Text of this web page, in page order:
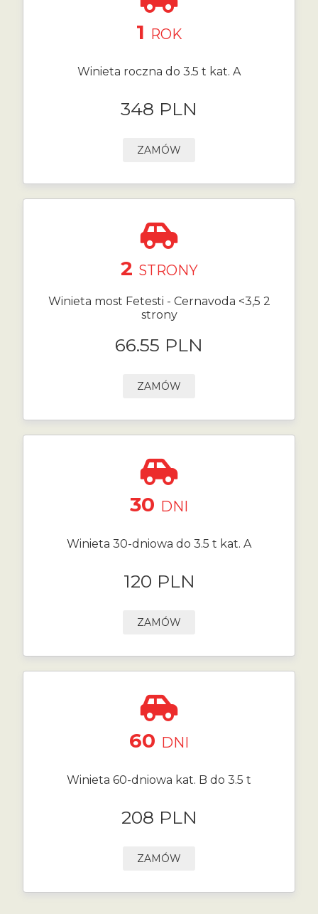
1 ROK
Winieta roczna do 3.5 t kat. A
348 PLN
ZAMÓW
2 STRONY
Winieta most Fetesti - Cernavoda <3,5 2
strony
66.55 PLN
ZAMÓW
30 DNI
Winieta 30-dniowa do 3.5 t kat. A
120 PLN
ZAMÓW
60 DNI
Winieta 60-dniowa kat. B do 3.5 t
208 PLN
ZAMÓW